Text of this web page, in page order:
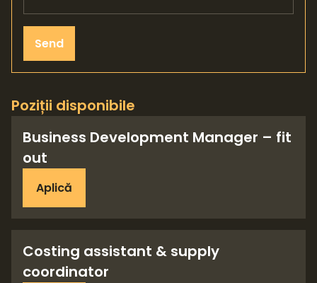
Send
Poziții disponibile
Business Development Manager – fit
out
Aplică
Costing assistant & supply
coordinator